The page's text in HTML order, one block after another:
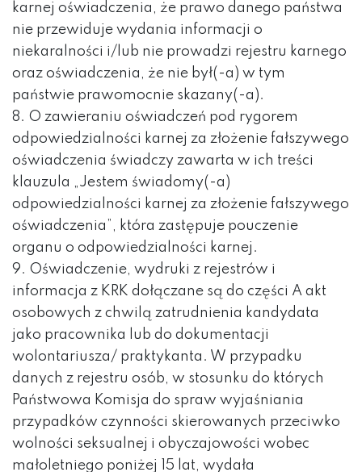
karnej oświadczenia, że prawo danego państwa
nie przewiduje wydania informacji o
niekaralności i/lub nie prowadzi rejestru karnego
oraz oświadczenia, że nie był(-a) w tym
państwie prawomocnie skazany(-a).
8. O zawieraniu oświadczeń pod rygorem
odpowiedzialności karnej za złożenie fałszywego
oświadczenia świadczy zawarta w ich treści
klauzula „Jestem świadomy(-a)
odpowiedzialności karnej za złożenie fałszywego
oświadczenia”, która zastępuje pouczenie
organu o odpowiedzialności karnej.
9. Oświadczenie, wydruki z rejestrów i
informacja z KRK dołączane są do części A akt
osobowych z chwilą zatrudnienia kandydata
jako pracownika lub do dokumentacji
wolontariusza/ praktykanta. W przypadku
danych z rejestru osób, w stosunku do których
Państwowa Komisja do spraw wyjaśniania
przypadków czynności skierowanych przeciwko
wolności seksualnej i obyczajowości wobec
małoletniego poniżej 15 lat, wydała